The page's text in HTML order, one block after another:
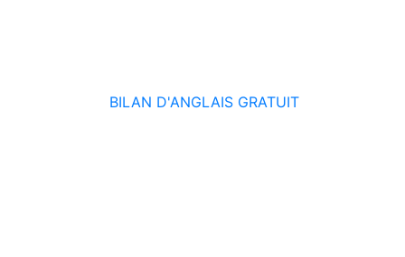
BILAN D'ANGLAIS GRATUIT